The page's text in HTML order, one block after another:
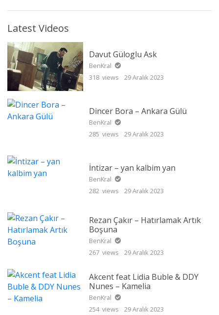
Latest Videos
Davut Güloglu Ask
BenKral
318 views
29 Aralık 2023
Dincer Bora – Ankara Gülü
BenKral
285 views
29 Aralık 2023
İntizar – yan kalbim yan
BenKral
282 views
29 Aralık 2023
Rezan Çakır – Hatırlamak Artık
Boşuna
BenKral
267 views
29 Aralık 2023
Akcent feat Lidia Buble & DDY
Nunes – Kamelia
BenKral
254 views
29 Aralık 2023